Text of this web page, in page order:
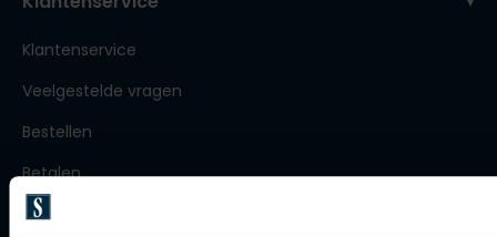
Roy Robson
Klantenservice
Veelgestelde vragen
Bestellen
Betalen
Verzenden